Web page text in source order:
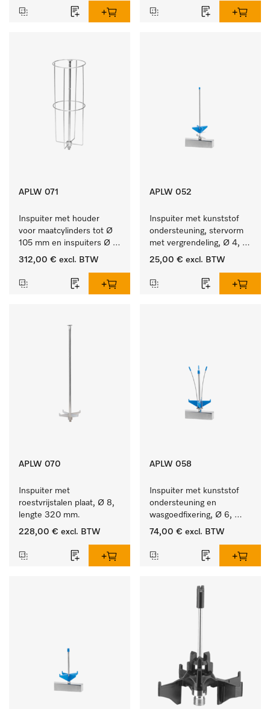
APLW 071
Inspuiter met houder
voor maatcylinders tot Ø
105 mm en inspuiters Ø
8, lengte 320 mm.
312,00 € excl. BTW
APLW 052
Inspuiter met kunststof
ondersteuning, stervorm
met vergrendeling, Ø 4,
lengte 175 mm.
25,00 € excl. BTW
APLW 070
Inspuiter met
roestvrijstalen plaat, Ø 8,
lengte 320 mm.
228,00 € excl. BTW
APLW 058
Inspuiter met kunststof
ondersteuning en
wasgoedfixering, Ø 6,
lengte 135 mm.
74,00 € excl. BTW